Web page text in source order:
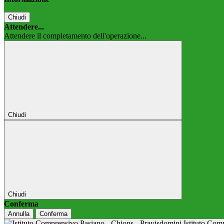
Chiudi
Attendere...
Attendere il completamento dell'operazione...
Chiudi
Chiudi
Conferma
Annulla Conferma